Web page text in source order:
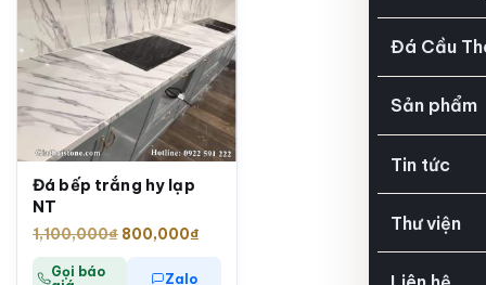
Đá Cầu
Sản phẩm
Tin tức
Thư viện
Đá bếp trắng hy lạp
NT
1,100,000₫ Giá
gốc
800,000₫
Gọi báo
Zalo